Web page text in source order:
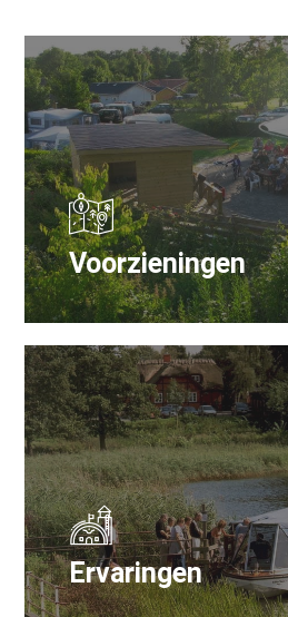
Voorzieningen
Ervaringen